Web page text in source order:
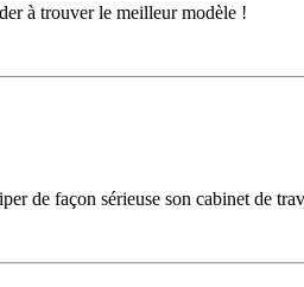
à trouver le meilleur modèle !
de façon sérieuse son cabinet de